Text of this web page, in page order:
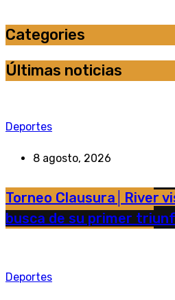
Categories
Últimas noticias
Deportes
8 agosto, 2026
Torneo Clausura│River
busca de su primer
Deportes